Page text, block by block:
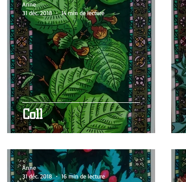
Coll
Anne
31 déc. 2018
14 min de lecture
Anne
31 déc. 2018
16 min de lecture